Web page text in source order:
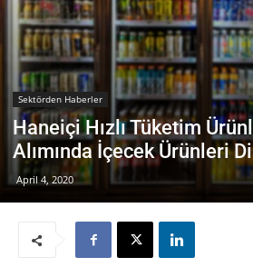
Sektörden Haberler
Haneiçi Hızlı Tüketim
Alımında İçecek Ürünleri
April 4, 2020